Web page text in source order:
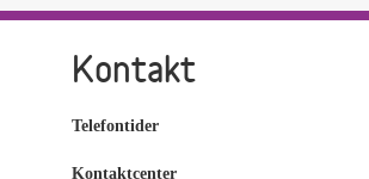
Kontakt
Telefontider
Kontaktcenter